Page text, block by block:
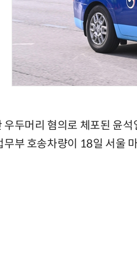
우두머리 혐의로 체포된 윤
무부 호송차량이 18일 서울